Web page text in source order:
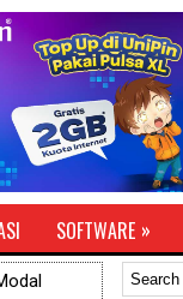
SOFTWARE »